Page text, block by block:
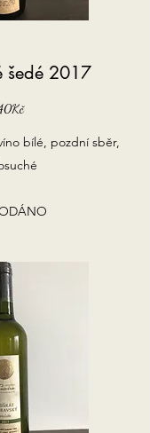
šedé 2017
bílé, pozdní sběr,